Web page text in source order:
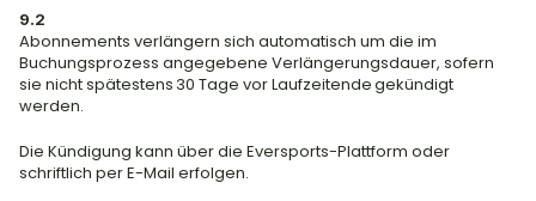
9.2
Abonnements verlängern sich automatisch um die im
Buchungsprozess angegebene Verlängerungsdauer, sofern
sie nicht spätestens 30 Tage vor Laufzeitende gekündigt
werden.
Die Kündigung kann über die Eversports-Plattform oder
schriftlich per E-Mail erfolgen.